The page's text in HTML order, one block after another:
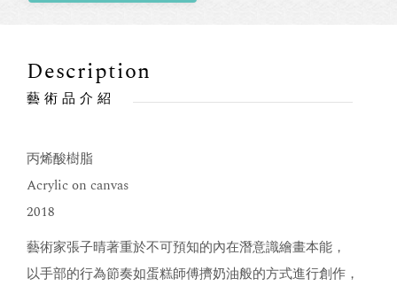
Description
藝術品介紹
丙烯酸樹脂
Acrylic on canvas
2018
藝術家張子晴著重於不可預知的內在潛意識繪畫本能，
以手部的行為節奏如蛋糕師傅擠奶油般的方式進行創作，